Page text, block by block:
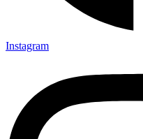
Instagram